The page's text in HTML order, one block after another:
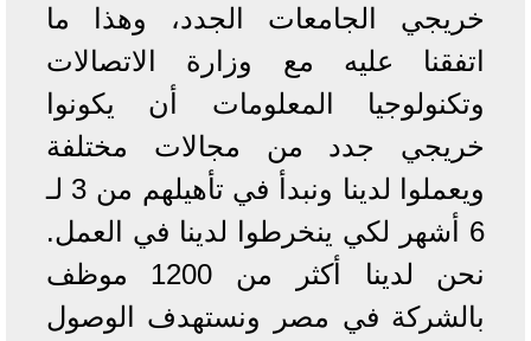
خريجي الجامعات الجدد، وهذا ما
اتفقنا عليه مع وزارة الاتصالات
وتكنولوجيا المعلومات أن يكونوا
خريجي جدد من مجالات مختلفة
ويعملوا لدينا ونبدأ في تأهيلهم من 3 لـ
6 أشهر لكي ينخرطوا لدينا في العمل.
نحن لدينا أكثر من 1200 موظف
بالشركة في مصر ونستهدف الوصول